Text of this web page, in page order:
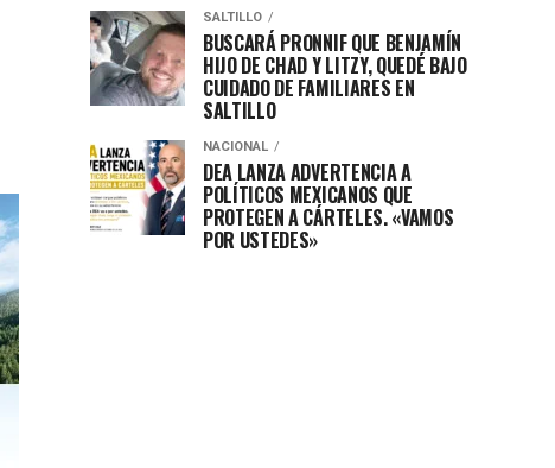
SALTILLO
BUSCARÁ PRONNIF QUE BENJAMÍN
HIJO DE CHAD Y LITZY, QUEDÉ BAJO
CUIDADO DE FAMILIARES EN
SALTILLO
NACIONAL
DEA LANZA ADVERTENCIA A
POLÍTICOS MEXICANOS QUE
PROTEGEN A CÁRTELES. «VAMOS
POR USTEDES»